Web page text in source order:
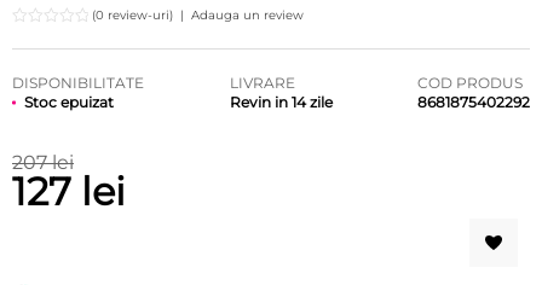
(0 review-uri) | Adauga un review
DISPONIBILITATE
Stoc epuizat
LIVRARE
Revin in 14 zile
COD PRODUS
8681875402292
207 lei
127 lei